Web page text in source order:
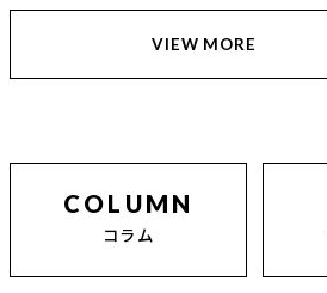
VIEW MORE
COLUMN
コラム